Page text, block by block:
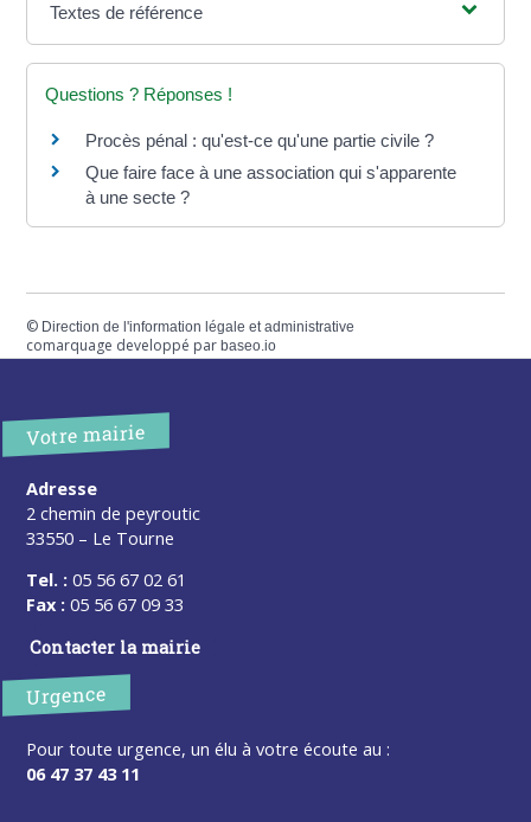
Textes de référence
Questions ? Réponses !
Procès pénal : qu'est-ce qu'une partie civile ?
Que faire face à une association qui s'apparente
à une secte ?
© Direction de l'information légale et administrative
comarquage developpé parbaseo.io
Votre mairie
Adresse
2 chemin de peyroutic
33550 – Le Tourne
Tel. : 05 56 67 02 61
Fax : 05 56 67 09 33
Contacter la mairie
Urgence
Pour toute urgence, un élu à votre écoute au :
06 47 37 43 11